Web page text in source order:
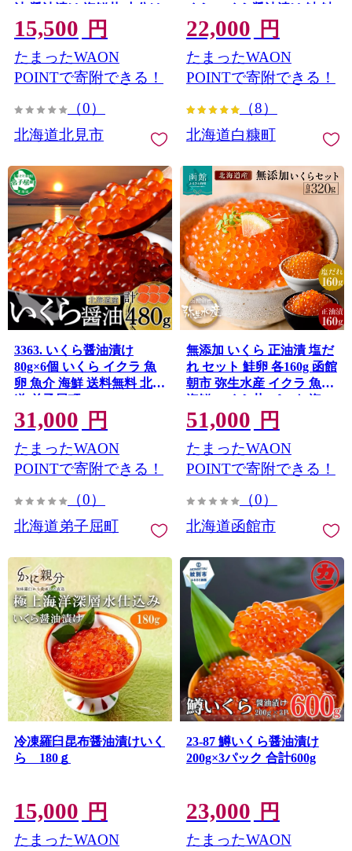
油 醤油漬け 海鮮丼 小分け
瓶詰め 北海道 贈答 ギフト
プレゼント 贈り物 お中元
御中元 )【035-0024】
15,500 円
たまったWAON
POINTで寄附できる！
（0）
北海道北見市
くら いくら醤油漬け 鮭 鮭
卵 ikura 醤油いくら 冷凍
いくら いくら北海道 醤油
鮭いくら 人気 大好評品 北
海道 白糠町
22,000 円
たまったWAON
POINTで寄附できる！
（8）
北海道白糠町
3363. いくら醤油漬け
80g×6個 いくら イクラ 魚
卵 魚介 海鮮 送料無料 北海
道 弟子屈町
31,000 円
たまったWAON
POINTで寄附できる！
（0）
北海道弟子屈町
無添加 いくら 正油漬 塩だ
れ セット 鮭卵 各160g 函館
朝市 弥生水産 イクラ 魚卵
海鮮 いくら丼 パスタ 海の
宝石 食感 贅沢 使い切りサ
イズ おにぎり 巻きずし カ
ナッペ 北海道 函館 ふるさ
と 送料無料 お取り寄せグ
031
51,000 円
たまったWAON
POINTで寄附できる！
（0）
北海道函館市
冷凍羅臼昆布醤油漬けいく
ら 180ｇ
15,000 円
たまったWAON
23-87 鱒いくら醤油漬け
200g×3パック 合計600g
23,000 円
たまったWAON